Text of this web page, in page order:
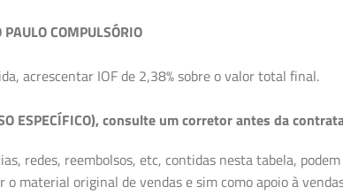
COMPULSÓRIO
acrescentar IOF de 2,38% sobre o valor total final.
ESPECÍFICO), consulte um corretor antes da
redes, reembolsos, etc, contidas nesta tabela,
material original de vendas e sim como apoio à